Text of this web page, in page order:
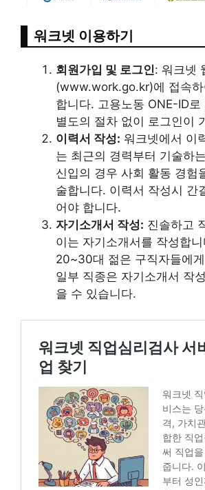
워크넷 이용하기
회원가입 및 로그인: 워크넷
(www.work.go.kr)에 접속하
합니다. 고용노동 ONE-ID로
별도의 절차 없이 로그인이
이력서 작성: 워크넷에서 이
는 최근의 경력부터 기술하
신입의 경우 사회 활동 경험
술합니다​​. 이력서 작성시 간
어야 합니다.
자기소개서 작성: 진솔하고
이는 자기소개서를 작성합
20~30대 젊은 구직자들에
일부 직종은 자기소개서 작
을 수 있습니다​​.